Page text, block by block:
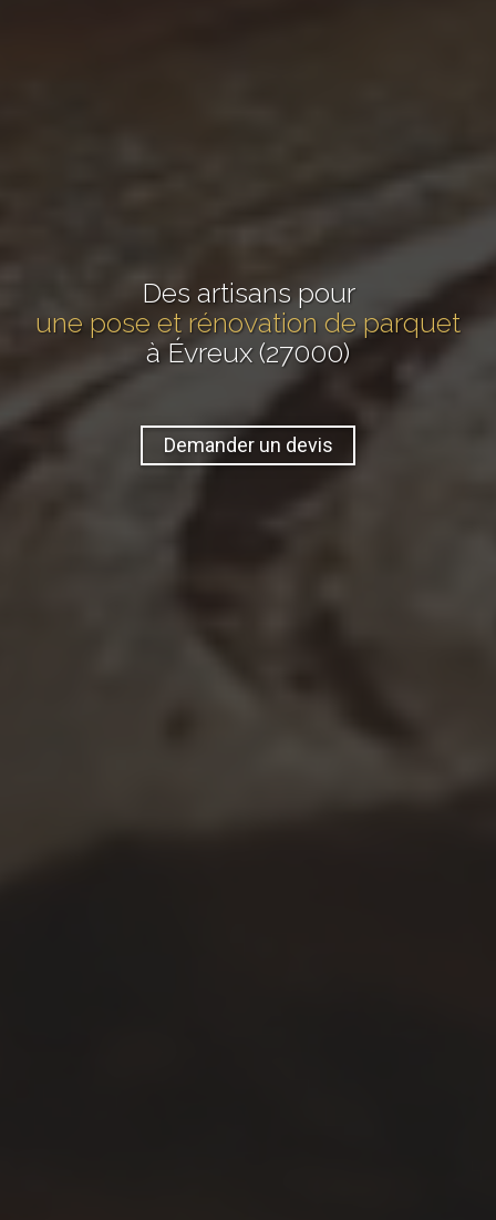
Des artisans pour
une pose et rénovation de parquet
à Évreux (27000)
Demander un devis